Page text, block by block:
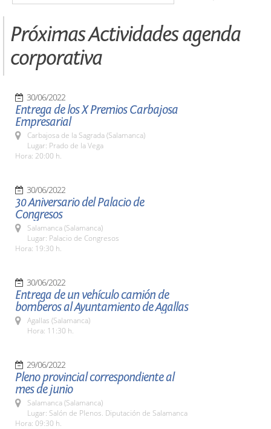
Próximas Actividades agenda
corporativa
30/06/2022
Entrega de los X Premios Carbajosa
Empresarial
Carbajosa de la Sagrada (Salamanca)
Lugar: Prado de la Vega
Hora: 20:00 h.
30/06/2022
30 Aniversario del Palacio de
Congresos
Salamanca (Salamanca)
Lugar: Palacio de Congresos
Hora: 19:30 h.
30/06/2022
Entrega de un vehículo camión de
bomberos al Ayuntamiento de Agallas
Agallas (Salamanca)
Hora: 11:30 h.
29/06/2022
Pleno provincial correspondiente al
mes de junio
Salamanca (Salamanca)
Lugar: Salón de Plenos. Diputación de Salamanca
Hora: 09:30 h.